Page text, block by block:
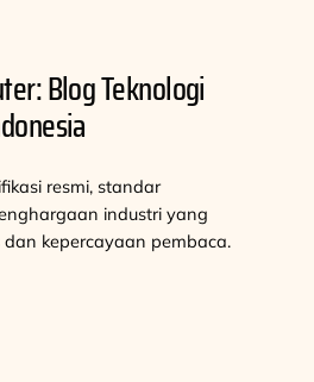
Blog Teknologi
resmi, standar
industri yang
kepercayaan pembaca.